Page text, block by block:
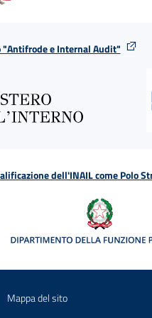
"Antifrode e Internal Audit"
dell'INAIL come Polo
finestra
interno - Apre in una nuova
Mappa del sitoSito interno - Apre